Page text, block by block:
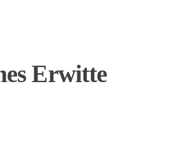
Erwitte